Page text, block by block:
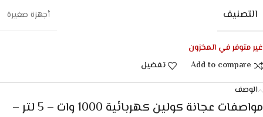
التصنيف أجهزة صغيرة
غير متوفر في المخزون
Add to compare
تفضيل
الوصف
مواصفات عجانة كولين كهربائية 1000 وات – 5 لتر –